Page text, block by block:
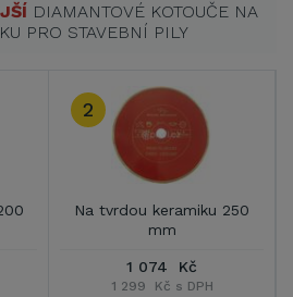
DIAMANTOVÉ KOTOUČE NA
PRO STAVEBNÍ PILY
Na tvrdou keramiku 350
2 031 Kč
2 458 Kč s DPH
Na